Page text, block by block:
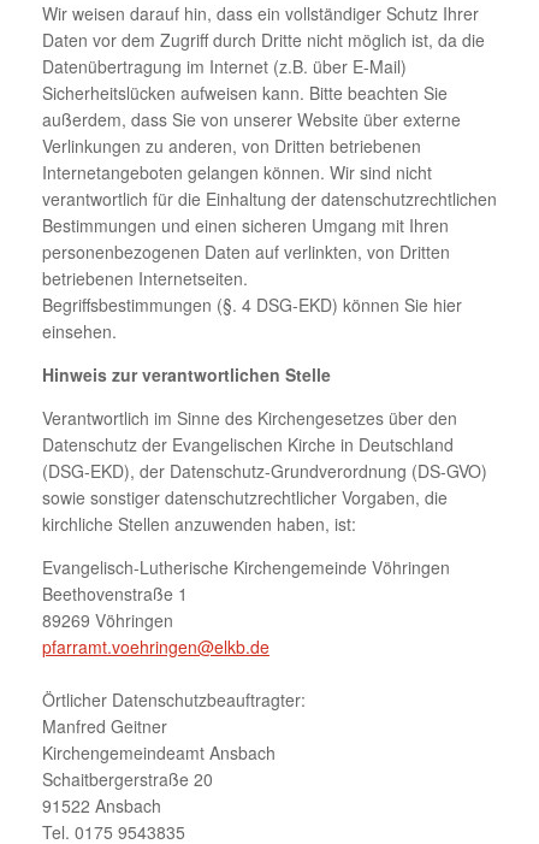
Wir weisen darauf hin, dass ein vollständiger Schutz Ihrer
Daten vor dem Zugriff durch Dritte nicht möglich ist, da die
Datenübertragung im Internet (z.B. über E-Mail)
Sicherheitslücken aufweisen kann. Bitte beachten Sie
außerdem, dass Sie von unserer Website über externe
Verlinkungen zu anderen, von Dritten betriebenen
Internetangeboten gelangen können. Wir sind nicht
verantwortlich für die Einhaltung der datenschutzrechtlichen
Bestimmungen und einen sicheren Umgang mit Ihren
personenbezogenen Daten auf verlinkten, von Dritten
betriebenen Internetseiten.
Begriffsbestimmungen (§. 4 DSG-EKD) können Sie hier
einsehen.
Hinweis zur verantwortlichen Stelle
Verantwortlich im Sinne des Kirchengesetzes über den
Datenschutz der Evangelischen Kirche in Deutschland
(DSG-EKD), der Datenschutz-Grundverordnung (DS-GVO)
sowie sonstiger datenschutzrechtlicher Vorgaben, die
kirchliche Stellen anzuwenden haben, ist:
Evangelisch-Lutherische Kirchengemeinde Vöhringen
Beethovenstraße 1
89269 Vöhringen
pfarramt.voehringen@elkb.de
Örtlicher Datenschutzbeauftragter:
Manfred Geitner
Kirchengemeindeamt Ansbach
Schaitbergerstraße 20
91522 Ansbach
Tel. 0175 9543835